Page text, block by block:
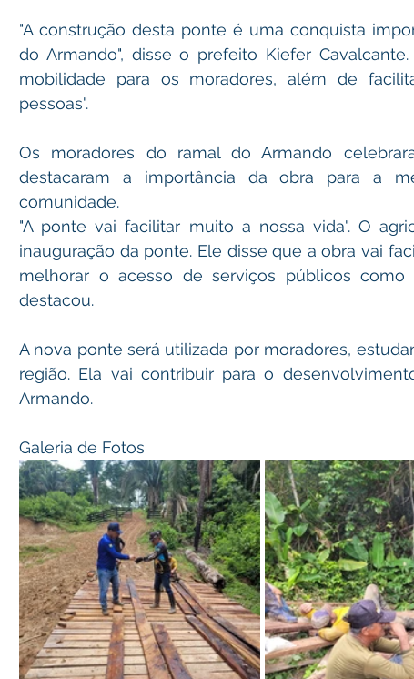
"A construção desta ponte é uma conquista
do Armando", disse o prefeito Kiefer
mobilidade para os moradores, além de
pessoas".
Os moradores do ramal do Armando
destacaram a importância da obra para a
comunidade.
"A ponte vai facilitar muito a nossa vida". O
inauguração da ponte. Ele disse que a obra vai
melhorar o acesso de serviços públicos
destacou.
A nova ponte será utilizada por moradores,
região. Ela vai contribuir para o
Armando.
Galeria de Fotos